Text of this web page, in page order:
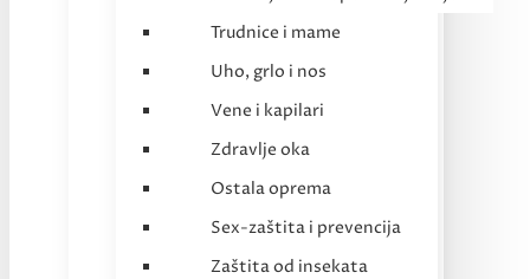
Trudnice i mame
Uho, grlo i nos
Vene i kapilari
Zdravlje oka
Ostala oprema
Sex-zaštita i prevencija
Zaštita od insekata